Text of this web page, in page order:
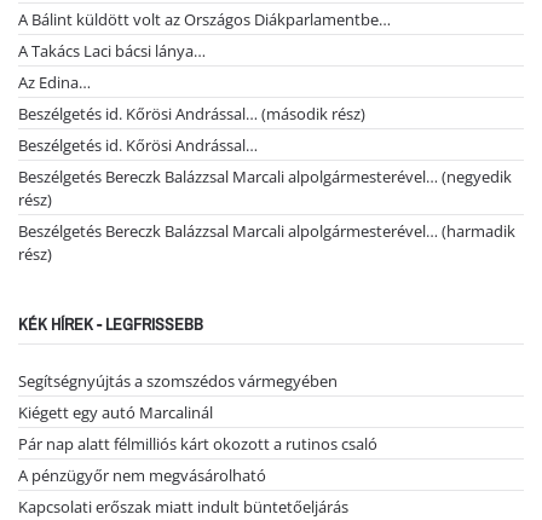
A Bálint küldött volt az Országos Diákparlamentbe…
A Takács Laci bácsi lánya…
Az Edina…
Beszélgetés id. Kőrösi Andrással… (második rész)
Beszélgetés id. Kőrösi Andrással…
Beszélgetés Bereczk Balázzsal Marcali alpolgármesterével… (negyedik
rész)
Beszélgetés Bereczk Balázzsal Marcali alpolgármesterével… (harmadik
rész)
KÉK HÍREK - LEGFRISSEBB
Segítségnyújtás a szomszédos vármegyében
Kiégett egy autó Marcalinál
Pár nap alatt félmilliós kárt okozott a rutinos csaló
A pénzügyőr nem megvásárolható
Kapcsolati erőszak miatt indult büntetőeljárás